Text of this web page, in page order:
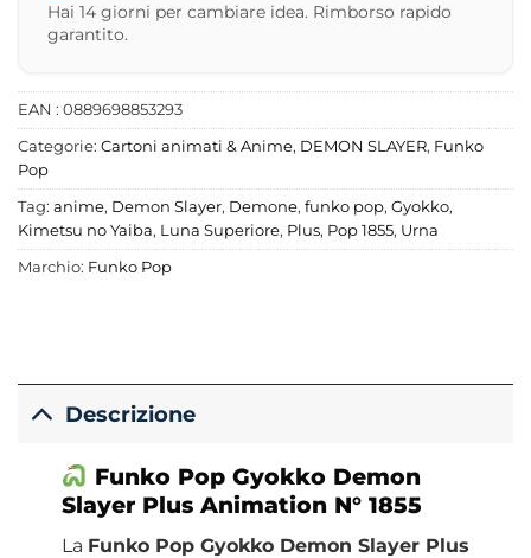
Hai 14 giorni per cambiare idea. Rimborso rapido
garantito.
EAN : 0889698853293
Categorie: Cartoni animati & Anime, DEMON SLAYER, Funko
Pop
Tag: anime, Demon Slayer, Demone, funko pop, Gyokko,
Kimetsu no Yaiba, Luna Superiore, Plus, Pop 1855, Urna
Marchio: Funko Pop
Descrizione
Funko Pop Gyokko Demon
Slayer Plus Animation N° 1855
La Funko Pop Gyokko Demon Slayer Plus